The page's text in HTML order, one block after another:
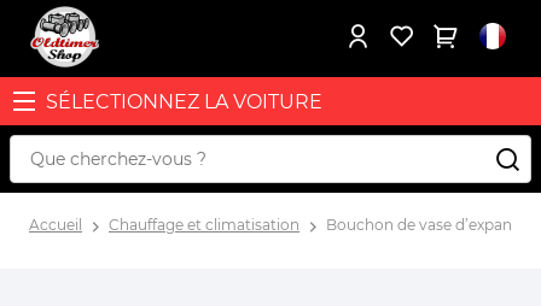
SÉLECTIONNEZ LA VOITURE
Accueil Chauffage et climatisation Bouchon de vase